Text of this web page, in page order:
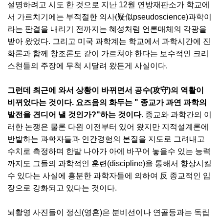
설명하려고 시도 한 것으로 지난 12월 연방재판소가 학교에
서 가르치기에는 부적절한 의사(疑似pseudoscience)과학이
라는 판결을 내리기 전까지는 혜성처럼 언론매체의 각광을
받아 왔었다. 그리고 미국 과학계는 학교에서 과학시간에 진
화론과 함께 창조론도 같이 가르쳐야 한다는 보수적인 크리
스쳔들의 주장에 무척 시달려 왔든게 사실이다.
그런데 최근에 와서 상황이 바뀌면서 공수(攻守)의 역활이
비뀌었다는 것이다. 요즈음의 화두는 " 종교가 과연 과학의
발전을 견디어 낼 것인가?"하는 것이다. 종교와 과학간의 이
러한 논쟁은 물론 다윈 이전부터 있어 왔지만 지적설계론에
반발하는 과학자들과 인간경험의 본질을 지도로 그려내고
수치로 측정하며 한발 나아가 아에 바꾸어 놓을수 있는 능력
까지도 그들의 과학적인 훈련(discipline)을 통해서 향상시킬
수 있다는 사실에 흥분한 과학자들에 의하여 反 종교적인 입
장으로 강화되고 있다는 것이다.
뇌촬영 사진들이 정신(영혼)은 분비선이나 연골등과는 독립